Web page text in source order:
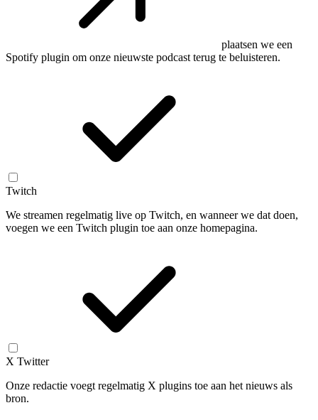
plaatsen we een
Spotify plugin om onze nieuwste podcast terug te beluisteren.
Twitch
We streamen regelmatig live op Twitch, en wanneer we dat doen,
voegen we een Twitch plugin toe aan onze homepagina.
X Twitter
Onze redactie voegt regelmatig X plugins toe aan het nieuws als
bron.